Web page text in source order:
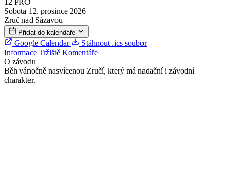
Sobota 12. prosince 2026
Zruč nad Sázavou
Přidat do kalendáře
Google Calendar
Stáhnout .ics soubor
Informace Tržiště Komentáře
O závodu
Běh vánočně nasvícenou Zručí, který má nadační i závodní
charakter.